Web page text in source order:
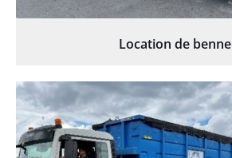
Location de benne